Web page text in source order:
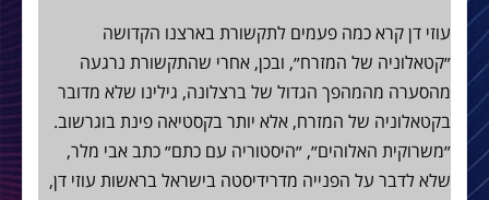
עוזי דן קרא כמה פעמים לתקשורת בארצנו הקדושה
״קטאלוניה של המזרח״, ובכן, אחרי שהתקשורת נרגעה
מהסערה מהמהפך הגדול של ברצלונה, גילינו שלא מדובר
בקטאלוניה של המזרח, אלא יותר בקסטיאה פינת בוגרשוב.
״משרוקית האלוהים״, ״היסטוריה עם כתם״ כתב אבי מלר,
שלא לדבר על הפנייה מדרידיסטה בישראל בראשות עוזי דן,